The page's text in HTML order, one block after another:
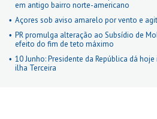
em antigo bairro norte-americano
Açores sob aviso amarelo por vento e
PR promulga alteração ao Subsídio de
efeito do fim de teto máximo
10 Junho: Presidente da República dá
ilha Terceira